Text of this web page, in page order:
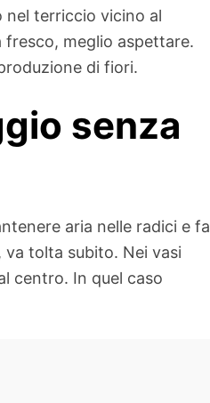
terriccio vicino al
meglio aspettare.
di fiori.
senza
aria nelle radici e fa
va tolta subito. Nei vasi
centro. In quel caso